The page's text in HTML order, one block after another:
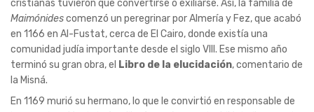
cristianas tuvieron que convertirse o exiliarse. Así, la familia de
Maimónidescomenzó un peregrinar por Almería y Fez, que acabó
en 1166 en Al-Fustat, cerca de El Cairo, donde existía una
comunidad judía importante desde el siglo VIII. Ese mismo año
terminó su gran obra, el Libro de la elucidación, comentario de
la Misná.
En 1169 murió su hermano, lo que le convirtió en responsable de